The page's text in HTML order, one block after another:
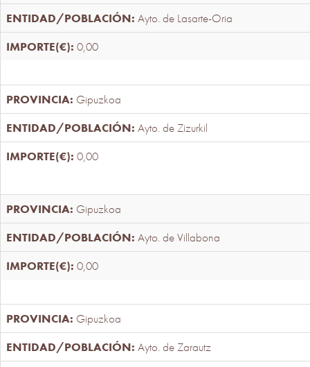
Ayto. de Lasarte-Oria
0,00
Gipuzkoa
Ayto. de Zizurkil
0,00
Gipuzkoa
Ayto. de Villabona
0,00
Gipuzkoa
Ayto. de Zarautz